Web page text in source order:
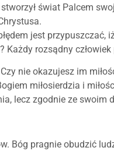
świat Palcem
jest
rozsądny
nie okazujesz im
miłosierdzia i
lecz zgodnie ze swoim
Bóg pragnie obudzić